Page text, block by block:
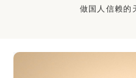
做国人信赖的